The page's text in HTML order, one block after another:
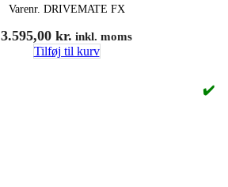
Varenr. DRIVEMATE FX
3.595,00 kr. inkl. moms
Tilføj til kurv
✔️